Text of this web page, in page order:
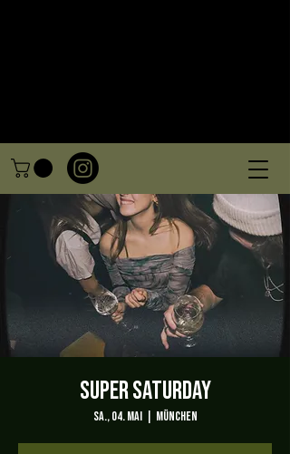
Super Saturday
Sa., 04. Mai
  |
München